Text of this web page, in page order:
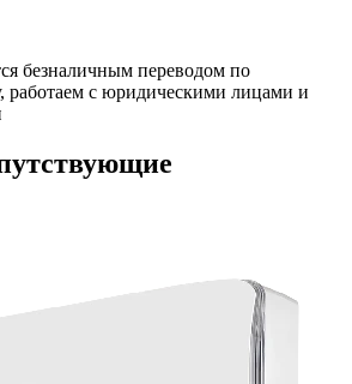
безналичным переводом по
работаем с юридическими лицами и